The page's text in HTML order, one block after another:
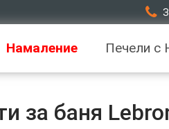
Намаление Печели с
за баня